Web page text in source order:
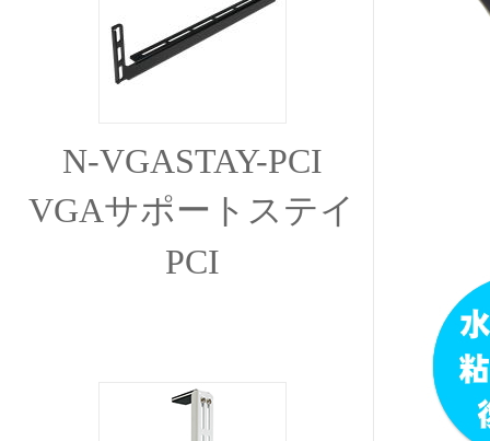
N-VGASTAY-PCI
VGAサポートステイ
PCI